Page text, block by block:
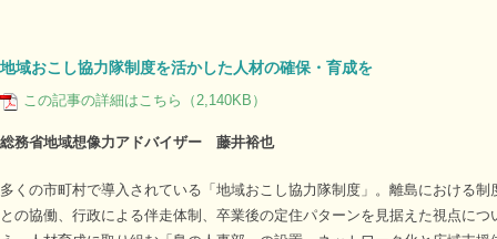
地域おこし協力隊制度を活かした人材の確保・育成を
この記事の詳細はこちら（2,140KB）
総務省地域想像力アドバイザー 藤井裕也
多くの市町村で導入されている「地域おこし協力隊制度」。離島における
との協働、行政による伴走体制、卒業後の定住パターンを見据えた視点に